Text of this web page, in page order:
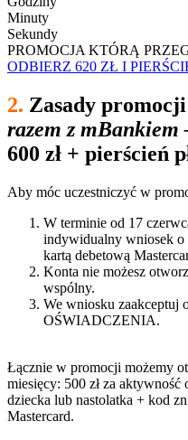
Minuty
Sekundy
PROMOCJA KTÓRĄ
ODBIERZ 620 ZŁ I
2. Zasady promocji
razem z mBankiem
600 zł + pierścień
Aby móc uczestniczyć w
W terminie od 17
indywidualny wniosek o
kartą debetową
Konta nie możesz
wspólny.
We wniosku zaakceptuj
OŚWIADCZENIA.
Łącznie w promocji możemy
miesięcy: 500 zł za aktywność
dziecka lub nastolatka + kod
Mastercard.